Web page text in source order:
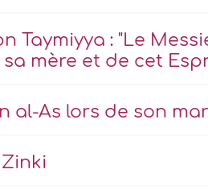
Taymiyya : "Le
mère et de cet
al-As lors de son